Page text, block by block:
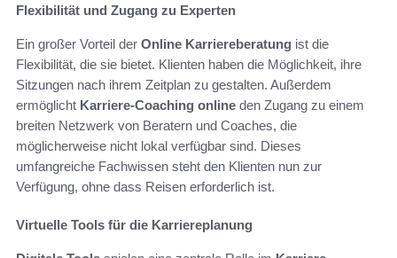
Flexibilität und Zugang zu Experten
Ein großer Vorteil der Online Karriereberatung ist die
Flexibilität, die sie bietet. Klienten haben die Möglichkeit, ihre
Sitzungen nach ihrem Zeitplan zu gestalten. Außerdem
ermöglicht Karriere-Coaching online den Zugang zu einem
breiten Netzwerk von Beratern und Coaches, die
möglicherweise nicht lokal verfügbar sind. Dieses
umfangreiche Fachwissen steht den Klienten nun zur
Verfügung, ohne dass Reisen erforderlich ist.
Virtuelle Tools für die Karriereplanung